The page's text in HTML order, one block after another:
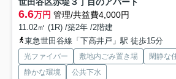
6.6万円 管理/共益費4,000円
11.02㎡ (1R) /築2年 /2階建
東急世田谷線「下高井戸」駅 徒歩15分
光ファイバー 敷地内ごみ置き場 閑静な
静かな環境
公共下水